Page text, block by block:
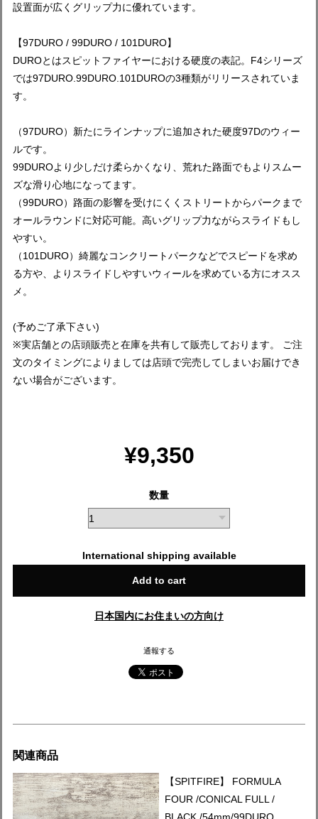
設置面が広くグリップ力に優れています。
【97DURO / 99DURO / 101DURO】
DUROとはスピットファイヤーにおける硬度の表記。F4シリーズ
では97DURO.99DURO.101DUROの3種類がリリースされていま
す。
（97DURO）新たにラインナップに追加された硬度97Dのウィー
ルです。
99DUROより少しだけ柔らかくなり、荒れた路面でもよりスムー
ズな滑り心地になってます。
（99DURO）路面の影響を受けにくくストリートからパークまで
オールラウンドに対応可能。高いグリップ力ながらスライドもし
やすい。
（101DURO）綺麗なコンクリートパークなどでスピードを求め
る方や、よりスライドしやすいウィールを求めている方にオスス
メ。
(予めご了承下さい)
※実店舗との店頭販売と在庫を共有して販売しております。 ご注
文のタイミングによりましては店頭で完売してしまいお届けでき
ない場合がございます。
¥9,350
数量
International shipping available
Add to cart
日本国内にお住まいの方向け
通報する
関連商品
【SPITFIRE】 FORMULA
FOUR /CONICAL FULL /